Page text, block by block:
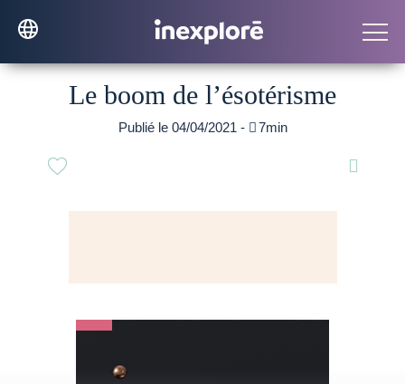
Le boom de l’ésotérisme
Publié le 04/04/2021 - 7min
